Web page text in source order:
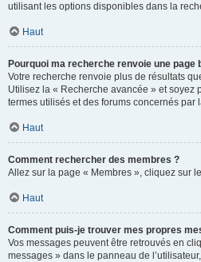
utilisant les options disponibles dans la
Haut
Pourquoi ma recherche renvoie une page
Votre recherche renvoie plus de résultats
Utilisez la « Recherche avancée » et soyez
termes utilisés et des forums concernés par
Haut
Comment rechercher des membres ?
Allez sur la page « Membres », cliquez sur
Haut
Comment puis-je trouver mes propres
Vos messages peuvent être retrouvés en
messages » dans le panneau de